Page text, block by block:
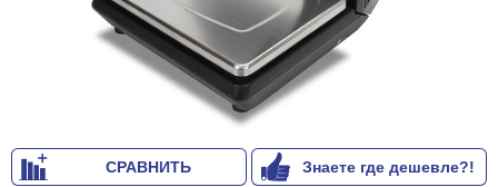
СРАВНИТЬ Знаете где дешевле?!